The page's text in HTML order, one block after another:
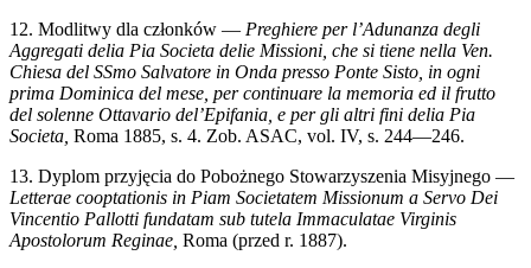
12. Modlitwy dla członków — Preghiere per l’Adunanza degli
Aggregati delia Pia Societa delie Missioni, che si tiene nella Ven.
Chiesa del SSmo Salvatore in Onda presso Ponte Sisto, in ogni
prima Dominica del mese, per continuare la memoria ed il frutto
del solenne Ottavario del’Epifania, e per gli altri fini delia Pia
Societa, Roma 1885, s. 4. Zob. ASAC, vol. IV, s. 244—246.
13. Dyplom przyjęcia do Pobożnego Stowarzyszenia Misyjnego —
Letterae cooptationis in Piam Societatem Missionum a Servo Dei
Vincentio Pallotti fundatam sub tutela Immaculatae Virginis
Apostolorum Reginae, Roma (przed r. 1887).